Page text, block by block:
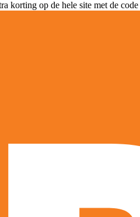
op de hele site met de code